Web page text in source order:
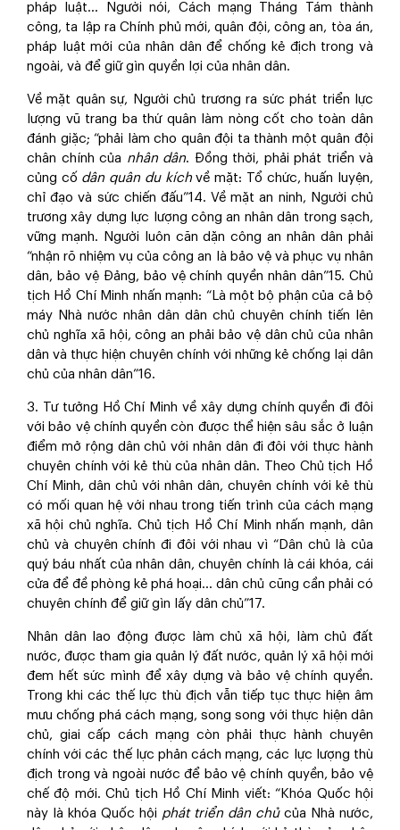
pháp luật… Người nói, Cách mạng Tháng Tám thành
công, ta lập ra Chính phủ mới, quân đội, công an, tòa án,
pháp luật mới của nhân dân để chống kẻ địch trong và
ngoài, và để giữ gìn quyền lợi của nhân dân.
Về mặt quân sự, Người chủ trương ra sức phát triển lực
lượng vũ trang ba thứ quân làm nòng cốt cho toàn dân
đánh giặc; “phải làm cho quân đội ta thành một quân đội
chân chính của nhân dân. Đồng thời, phải phát triển và
củng cố dân quân du kíchvề mặt: Tổ chức, huấn luyện,
chỉ đạo và sức chiến đấu”14. Về mặt an ninh, Người chủ
trương xây dựng lực lượng công an nhân dân trong sạch,
vững mạnh. Người luôn căn dặn công an nhân dân phải
“nhận rõ nhiệm vụ của công an là bảo vệ và phục vụ nhân
dân, bảo vệ Đảng, bảo vệ chính quyền nhân dân”15. Chủ
tịch Hồ Chí Minh nhấn mạnh: “Là một bộ phận của cả bộ
máy Nhà nước nhân dân dân chủ chuyên chính tiến lên
chủ nghĩa xã hội, công an phải bảo vệ dân chủ của nhân
dân và thực hiện chuyên chính với những kẻ chống lại dân
chủ của nhân dân”16.
3. Tư tưởng Hồ Chí Minh về xây dựng chính quyền đi đôi
với bảo vệ chính quyền còn được thể hiện sâu sắc ở luận
điểm mở rộng dân chủ với nhân dân đi đôi với thực hành
chuyên chính với kẻ thù của nhân dân. Theo Chủ tịch Hồ
Chí Minh, dân chủ với nhân dân, chuyên chính với kẻ thù
có mối quan hệ với nhau trong tiến trình của cách mạng
xã hội chủ nghĩa. Chủ tịch Hồ Chí Minh nhấn mạnh, dân
chủ và chuyên chính đi đôi với nhau vì “Dân chủ là của
quý báu nhất của nhân dân, chuyên chính là cái khóa, cái
cửa để đề phòng kẻ phá hoại… dân chủ cũng cần phải có
chuyên chính để giữ gìn lấy dân chủ”17.
Nhân dân lao động được làm chủ xã hội, làm chủ đất
nước, được tham gia quản lý đất nước, quản lý xã hội mới
đem hết sức mình để xây dựng và bảo vệ chính quyền.
Trong khi các thế lực thù địch vẫn tiếp tục thực hiện âm
mưu chống phá cách mạng, song song với thực hiện dân
chủ, giai cấp cách mạng còn phải thực hành chuyên
chính với các thế lực phản cách mạng, các lực lượng thù
địch trong và ngoài nước để bảo vệ chính quyền, bảo vệ
chế độ mới. Chủ tịch Hồ Chí Minh viết: “Khóa Quốc hội
này là khóa Quốc hội phát triển dân chủcủa Nhà nước,